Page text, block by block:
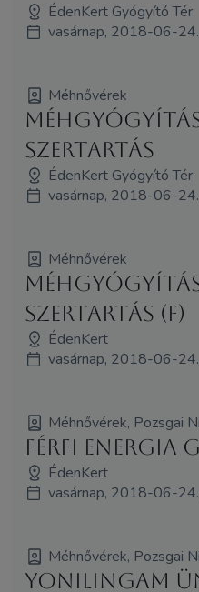
ÉdenKert Gyógyító Tér
vasárnap, 2018-06-
Méhnővérek
szertartás
ÉdenKert Gyógyító Tér
vasárnap, 2018-06-
Méhnővérek
szertartás (F)
ÉdenKert
vasárnap, 2018-06-
Méhnővérek, Pozsgai
Férfi Energia
ÉdenKert
vasárnap, 2018-06-
Méhnővérek, Pozsgai
YoniLingam